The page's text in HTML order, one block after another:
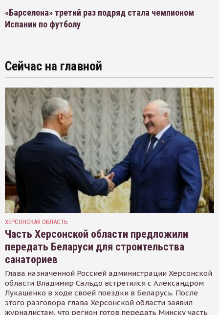
«Барселона» третий раз подряд стала чемпионом
Испании по футболу
Сейчас на главной
ХЕРСОНСКАЯ ОБЛАСТЬ
Часть Херсонской области предложили
передать Беларуси для строительства
санаториев
Глава назначенной Россией администрации Херсонской
области Владимир Сальдо встретился с Александром
Лукашенко в ходе своей поездки в Беларусь. После
этого разговора глава Херсонской области заявил
журналистам, что регион готов передать Минску часть